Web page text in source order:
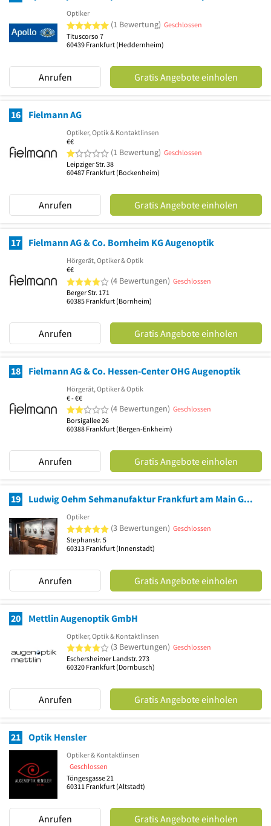
Optiker
5 von 5 Sternen
(1 Bewertung) Geschlossen
Tituscorso 7
60439 Frankfurt (Heddernheim)
Anrufen Gratis Angebote einholen
16 Fielmann AG
Optiker, Optik & Kontaktlinsen
€€
1 von 5 Sternen
(1 Bewertung) Geschlossen
Leipziger Str. 38
60487 Frankfurt (Bockenheim)
Anrufen Gratis Angebote einholen
17 Fielmann AG & Co. Bornheim KG Augenoptik
Hörgerät, Optiker & Optik
€€
4 von 5 Sternen
(4 Bewertungen) Geschlossen
Berger Str. 171
60385 Frankfurt (Bornheim)
Anrufen Gratis Angebote einholen
18 Fielmann AG & Co. Hessen-Center OHG Augenoptik
Hörgerät, Optiker & Optik
€ - €€
2 von 5 Sternen
(4 Bewertungen) Geschlossen
Borsigallee 26
60388 Frankfurt (Bergen-Enkheim)
Anrufen Gratis Angebote einholen
19 Ludwig Oehm Sehmanufaktur Frankfurt am Main GmbH & Co. KG
Optiker
5 von 5 Sternen
(3 Bewertungen) Geschlossen
Stephanstr. 5
60313 Frankfurt (Innenstadt)
Anrufen Gratis Angebote einholen
20 Mettlin Augenoptik GmbH
Optiker, Optik & Kontaktlinsen
4 von 5 Sternen
(3 Bewertungen) Geschlossen
Eschersheimer Landstr. 273
60320 Frankfurt (Dornbusch)
Anrufen Gratis Angebote einholen
21 Optik Hensler
Optiker & Kontaktlinsen
Geschlossen
Töngesgasse 21
60311 Frankfurt (Altstadt)
Anrufen Gratis Angebote einholen